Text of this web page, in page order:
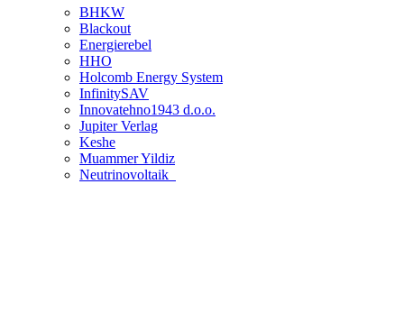
BHKW
Blackout
Energierebel
HHO
Holcomb Energy System
InfinitySAV
Innovatehno1943 d.o.o.
Jupiter Verlag
Keshe
Muammer Yildiz
Neutrinovoltaik